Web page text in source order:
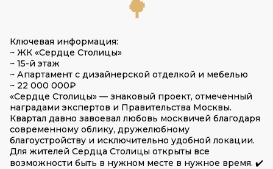
🌳
Ключевая информация:
~ ЖК «Сердце Столицы»
~ 15-й этаж
~ Апартамент с дизайнерской отделкой и мебелью
~ 22 000 000₽
«Сердце Столицы» — знаковый проект, отмеченный
наградами экспертов и Правительства Москвы.
Квартал давно завоевал любовь москвичей благодаря
современному облику, дружелюбному
благоустройству и исключительно удобной локации.
Для жителей Сердца Столицы открыты все
возможности быть в нужном месте в нужное время. ✔️